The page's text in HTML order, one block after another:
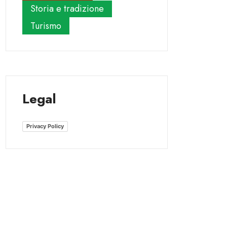
Storia e tradizione
Turismo
Legal
Privacy Policy